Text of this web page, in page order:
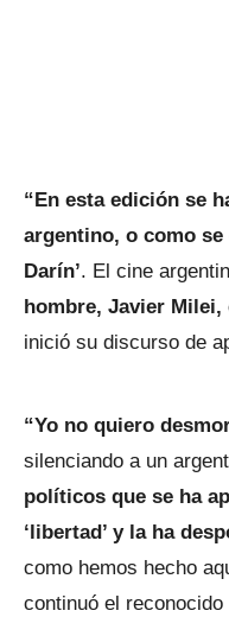
“En esta edición se
argentino, o como se
Darín’. El cine
hombre, Javier
inició su discurso de
“Yo no quiero
silenciando a un
políticos que se ha
‘libertad’ y la ha
como hemos hecho
continuó el reconocido